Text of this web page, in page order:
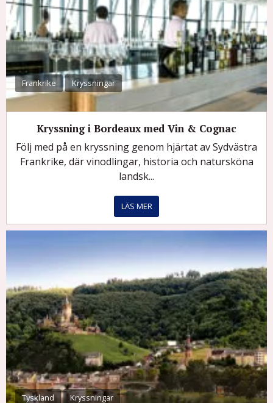
Frankrike Kryssningar
Kryssning i Bordeaux med Vin & Cognac
Följ med på en kryssning genom hjärtat av Sydvästra
Frankrike, där vinodlingar, historia och natursköna
landsk...
LÄS MER
Tyskland Kryssningar